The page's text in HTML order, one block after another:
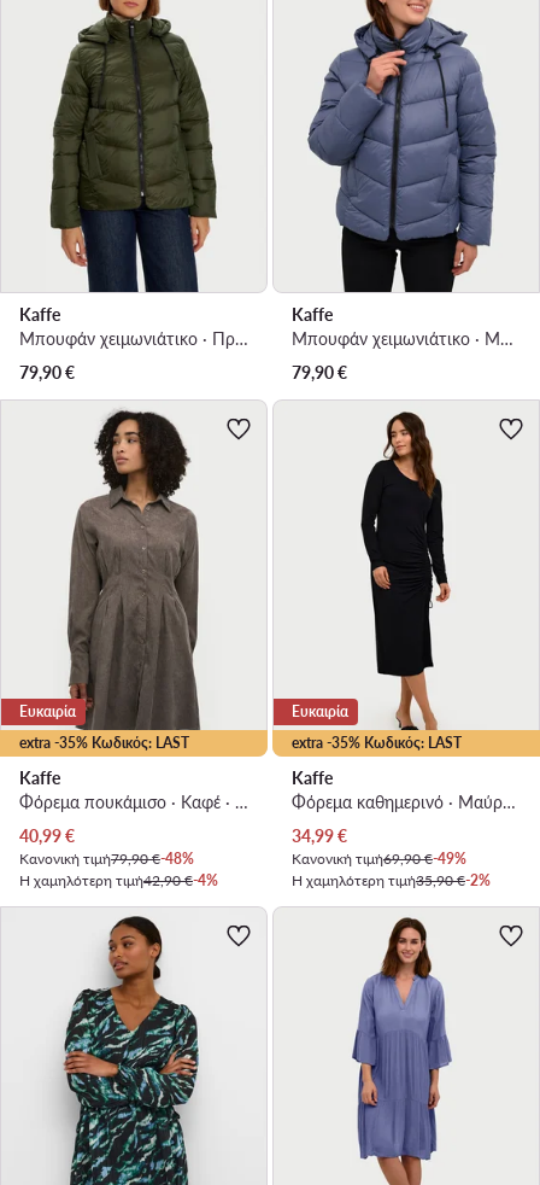
Kaffe
Μπουφάν χειμωνιάτικο · Πράσινο
79,90€
Kaffe
Μπουφάν χειμωνιάτικο · Μπλε
79,90€
extra -35% Κωδικός: LAST
Ευκαιρία
Kaffe
Φόρεμα πουκάμισο · Καφέ · Mini
Τρέχουσα τιμή
40,99€
Κανονική τιμή79,90 €-48%
Η χαμηλότερη τιμή42,90 €-4%
extra -35% Κωδικός: LAST
Ευκαιρία
Kaffe
Φόρεμα καθημερινό · Μαύρο · Midi
Τρέχουσα τιμή
34,99€
Κανονική τιμή69,90 €-49%
Η χαμηλότερη τιμή35,90 €-2%